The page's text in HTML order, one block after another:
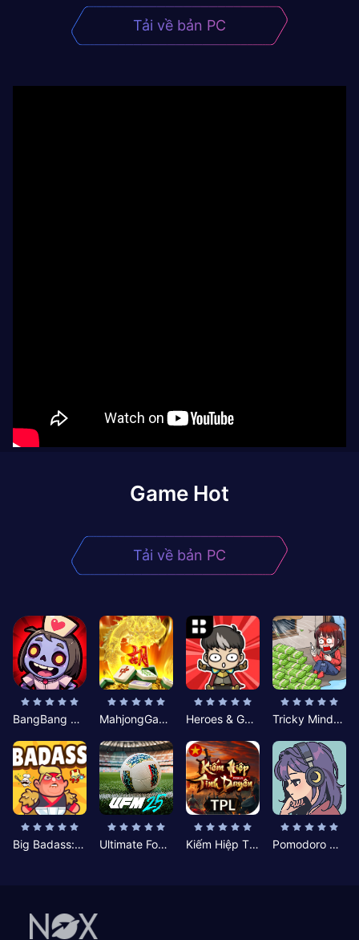
Tải về bản PC
Game Hot
Tải về bản PC
BangBang Zombies:Chiến Shelter MahjongGame Heroes & Gear? Yoink! Tricky Minds: Brainy Puzzle
Big Badass: Game AFK Idle RPG Ultimate Football Manager Kiếm Hiệp Tình Duyên Pomodoro Nhỏ: Giờ Tập Trung